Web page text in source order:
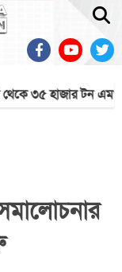
৩৫ হাজার টন এমওপি